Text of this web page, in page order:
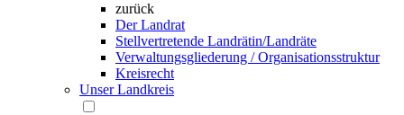
zurück
Der Landrat
Stellvertretende Landrätin/Landräte
Verwaltungsgliederung / Organisationsstruktur
Kreisrecht
Unser Landkreis